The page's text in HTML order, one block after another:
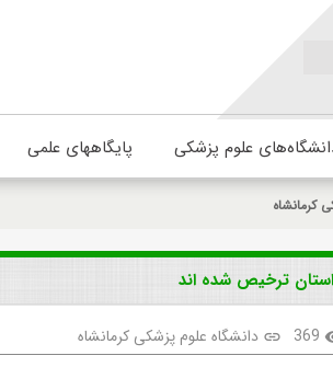
علوم پزشکی پایگاههای علمی
کرمانشاه
369
link دانشگاه علوم پزشکی کرمانشاه